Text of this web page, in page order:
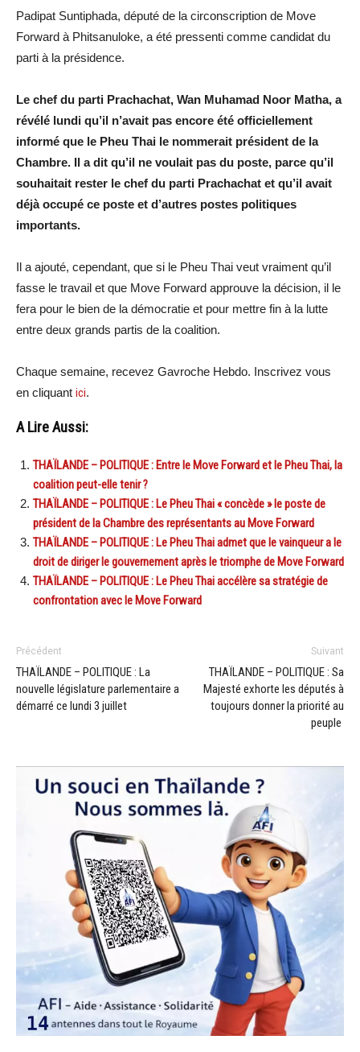
Padipat Suntiphada, député de la circonscription de Move
Forward à Phitsanuloke, a été pressenti comme candidat du
parti à la présidence.
Le chef du parti Prachachat, Wan Muhamad Noor Matha, a
révélé lundi qu’il n’avait pas encore été officiellement
informé que le Pheu Thai le nommerait président de la
Chambre. Il a dit qu’il ne voulait pas du poste, parce qu’il
souhaitait rester le chef du parti Prachachat et qu’il avait
déjà occupé ce poste et d’autres postes politiques
importants.
Il a ajouté, cependant, que si le Pheu Thai veut vraiment qu’il
fasse le travail et que Move Forward approuve la décision, il le
fera pour le bien de la démocratie et pour mettre fin à la lutte
entre deux grands partis de la coalition.
Chaque semaine, recevez Gavroche Hebdo. Inscrivez vous
en cliquant ici.
A Lire Aussi:
THAÏLANDE – POLITIQUE : Entre le Move Forward et le Pheu Thai, la
coalition peut-elle tenir ?
THAÏLANDE – POLITIQUE : Le Pheu Thai « concède » le poste de
président de la Chambre des représentants au Move Forward
THAÏLANDE – POLITIQUE : Le Pheu Thai admet que le vainqueur a le
droit de diriger le gouvernement après le triomphe de Move Forward
THAÏLANDE – POLITIQUE : Le Pheu Thai accélère sa stratégie de
confrontation avec le Move Forward
Précédent
THAÏLANDE – POLITIQUE : La
nouvelle législature parlementaire a
démarré ce lundi 3 juillet
Suivant
THAÏLANDE – POLITIQUE : Sa
Majesté exhorte les députés à
toujours donner la priorité au
peuple